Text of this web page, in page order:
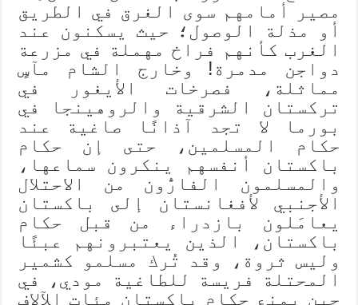
مصير أمامهم سوى الغرق في الطريق
أو مذلة الوصول؛ حيث يسكنون عند
الغرب كأنهم فراخ مهملة في مزرعة
دواجن مدمرة! وخارج الشام مآسٍ
مماثلة، فصرخات الأيغور في
تركستان الشرقية والروهينجا في
بورما لا تجد آذانًا صاغية عند
حكام المسلمين، حتى إن حكام
باكستان أنفسهم ينكرون سماعها،
والمسلمون الفارُّون من الاحتلال
الأجنبي لأفغانستان إلى باكستان
يعامَلون بازدراء من قبل حكام
باكستان، الذين يعتبرونهم عبئًا
وليس ثروة، وقد تُرك مسلمو كشمير
المحتلة فريسة للطاغية مودي، في
حين يمنع حكام باكستان مئات الآلاف